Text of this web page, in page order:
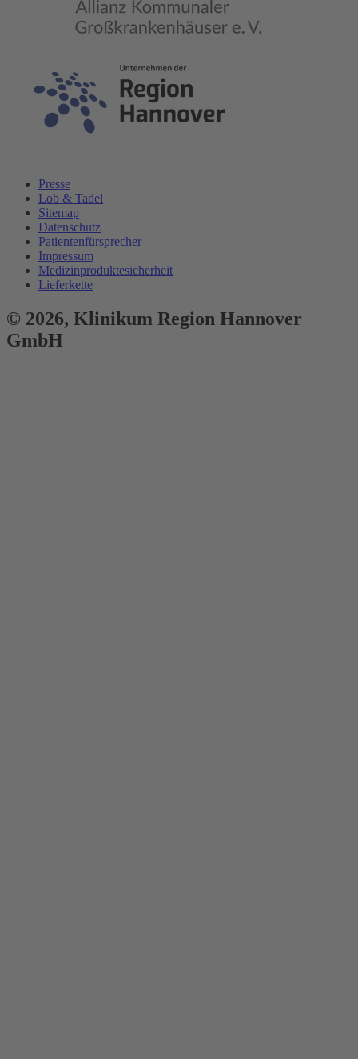
Presse
Lob & Tadel
Sitemap
Datenschutz
Patientenfürsprecher
Impressum
Medizinproduktesicherheit
Lieferkette
© 2026, Klinikum Region Hannover
GmbH